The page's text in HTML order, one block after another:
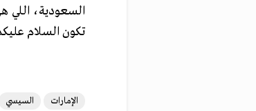
السعودية، اللي
تكون السلام
الإمارات السيسي